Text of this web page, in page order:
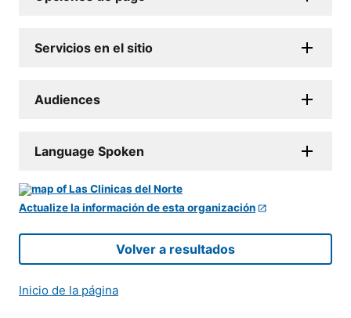
Servicios en el sitio
Audiences
Language Spoken
Actualize la información de esta organización
Volver a resultados
Inicio de la página